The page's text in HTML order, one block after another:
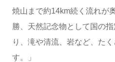
焼山まで約14km続く流れが
勝、天然記念物として国の
り、滝や清流、岩など、た
す。」